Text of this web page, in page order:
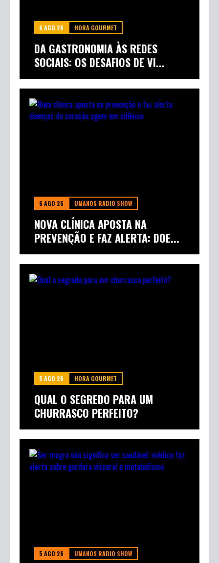
6 AGO 26 HORA GOURMET
DA GASTRONOMIA ÀS REDES
SOCIAIS: OS DESAFIOS DE VI...
6 AGO 26 UMANOS RADIO SHOW
NOVA CLÍNICA APOSTA NA
PREVENÇÃO E FAZ ALERTA: DOE...
5 AGO 26 HORA GOURMET
QUAL O SEGREDO PARA UM
CHURRASCO PERFEITO?
5 AGO 26 UMANOS RADIO SHOW